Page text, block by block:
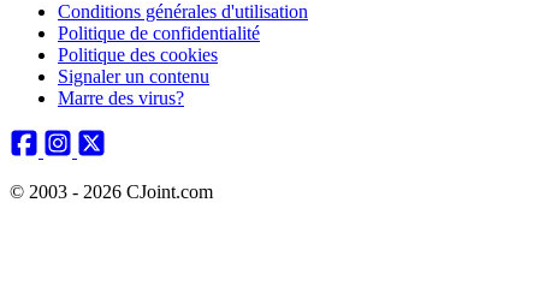
Conditions générales d'utilisation
Politique de confidentialité
Politique des cookies
Signaler un contenu
Marre des virus?
© 2003 - 2026 CJoint.com